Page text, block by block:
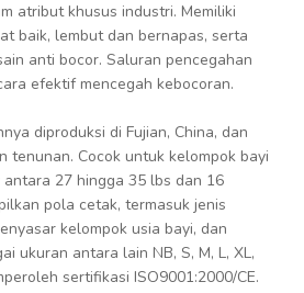
atribut khusus industri. Memiliki
baik, lembut dan bernapas, serta
anti bocor. Saluran pencegahan
efektif mencegah kebocoran.
diproduksi di Fujian, China, dan
tenunan. Cocok untuk kelompok bayi
27 hingga 35 lbs dan 16
pola cetak, termasuk jenis
kelompok usia bayi, dan
ukuran antara lain NB, S, M, L, XL,
sertifikasi ISO9001:2000/CE.